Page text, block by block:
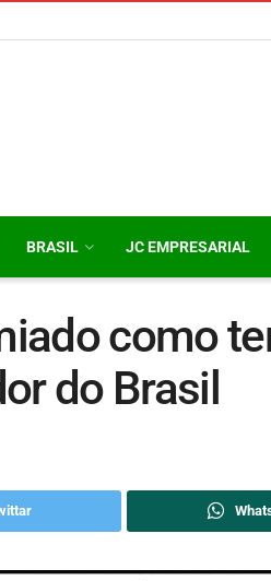
BRASIL JC EMPRESARIAL
como
do Brasil